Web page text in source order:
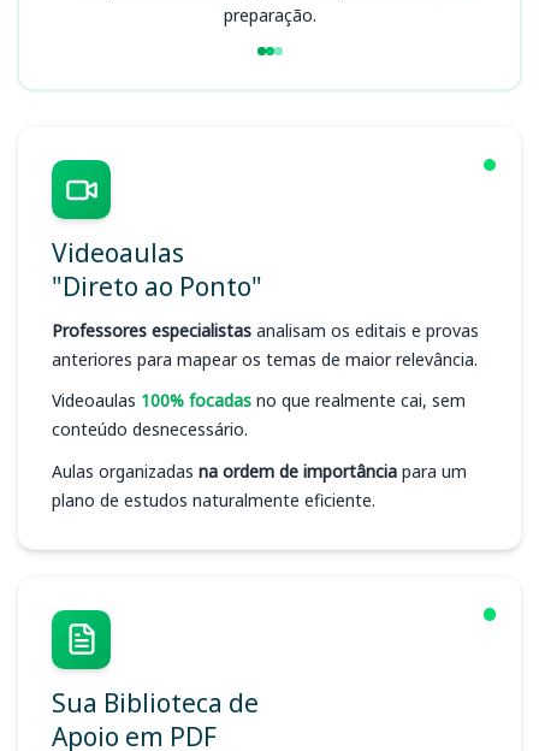
preparação.
Videoaulas
"Direto ao Ponto"
Professores especialistas analisam os editais e provas
anteriores para mapear os temas de maior relevância.
Videoaulas 100% focadas no que realmente cai, sem
conteúdo desnecessário.
Aulas organizadas na ordem de importância para um
plano de estudos naturalmente eficiente.
Sua Biblioteca de
Apoio em PDF